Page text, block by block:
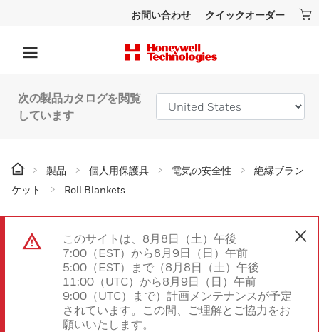
お問い合わせ クイックオーダー
次の製品カタログを閲覧
しています
製品 個人用保護具 電気の安全性
絶縁ブラン
ケット
Roll Blankets
このサイトは、8月8日（土）午後
7:00（EST）から8月9日（日）午前
5:00（EST）まで（8月8日（土）午後
11:00（UTC）から8月9日（日）午前
9:00（UTC）まで）計画メンテナンスが予定
されています。この間、ご理解とご協力をお
願いいたします。